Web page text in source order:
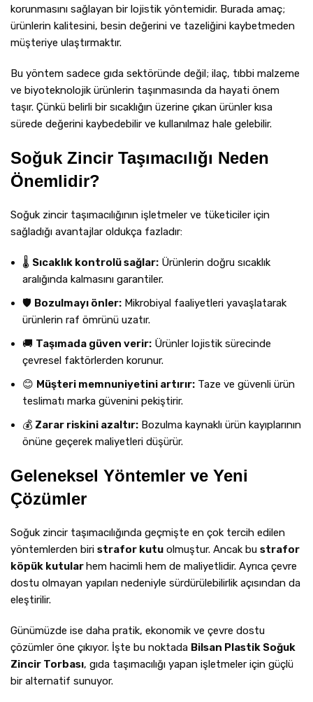
korunmasını sağlayan bir lojistik yöntemidir. Burada amaç;
ürünlerin kalitesini, besin değerini ve tazeliğini kaybetmeden
müşteriye ulaştırmaktır.
Bu yöntem sadece gıda sektöründe değil; ilaç, tıbbi malzeme
ve biyoteknolojik ürünlerin taşınmasında da hayati önem
taşır. Çünkü belirli bir sıcaklığın üzerine çıkan ürünler kısa
sürede değerini kaybedebilir ve kullanılmaz hale gelebilir.
Soğuk Zincir Taşımacılığı Neden
Önemlidir?
Soğuk zincir taşımacılığının işletmeler ve tüketiciler için
sağladığı avantajlar oldukça fazladır:
🌡️ Sıcaklık kontrolü sağlar: Ürünlerin doğru sıcaklık
aralığında kalmasını garantiler.
🛡️ Bozulmayı önler: Mikrobiyal faaliyetleri yavaşlatarak
ürünlerin raf ömrünü uzatır.
🚚 Taşımada güven verir: Ürünler lojistik sürecinde
çevresel faktörlerden korunur.
😊 Müşteri memnuniyetini artırır: Taze ve güvenli ürün
teslimatı marka güvenini pekiştirir.
💰 Zarar riskini azaltır: Bozulma kaynaklı ürün kayıplarının
önüne geçerek maliyetleri düşürür.
Geleneksel Yöntemler ve Yeni
Çözümler
Soğuk zincir taşımacılığında geçmişte en çok tercih edilen
yöntemlerden biri strafor kutu olmuştur. Ancak bu strafor
köpük kutularhem hacimli hem de maliyetlidir. Ayrıca çevre
dostu olmayan yapıları nedeniyle sürdürülebilirlik açısından da
eleştirilir.
Günümüzde ise daha pratik, ekonomik ve çevre dostu
çözümler öne çıkıyor. İşte bu noktada Bilsan Plastik Soğuk
Zincir Torbası, gıda taşımacılığı yapan işletmeler için güçlü
bir alternatif sunuyor.